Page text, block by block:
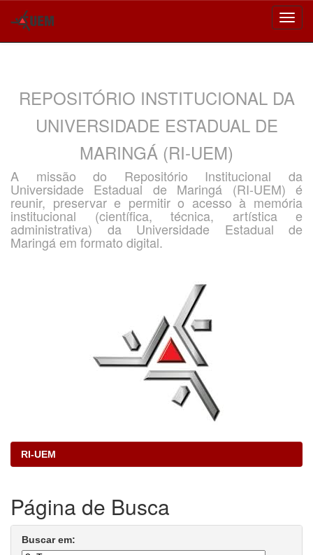
REPOSITÓRIO INSTITUCIONAL DA
UNIVERSIDADE ESTADUAL DE
MARINGÁ (RI-UEM)
A missão do Repositório Institucional da
Universidade Estadual de Maringá (RI-UEM) é
reunir, preservar e permitir o acesso à memória
institucional (científica, técnica, artística e
administrativa) da Universidade Estadual de
Maringá em formato digital.
RI-UEM
Página de Busca
Buscar em: